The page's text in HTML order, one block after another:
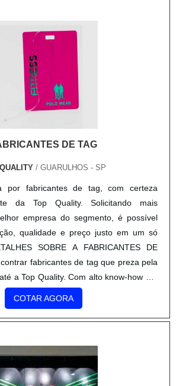
DE TAG
/ GUARULHOS - SP
por fabricantes de tag, com certeza
da Top Quality. Solicitando mais
empresa do segmento, é possível
qualidade e preço justo em um só
SOBRE A FABRICANTES DE
fabricantes de tag que preza pela
a Top Quality. Com alto know-how em
e solapas para embalagens, a
sempre a melhor opção para o cliente
se de fabricantes de tag, na essência da
por muitas empresas que não focam
importante lembrar que o produto
COTAR AGORA